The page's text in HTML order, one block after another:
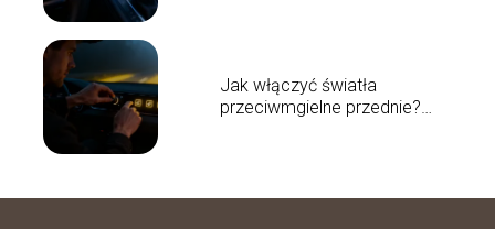
Jak włączyć światła
przeciwmgielne przednie?